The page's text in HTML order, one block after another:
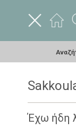
Έχω ήδη